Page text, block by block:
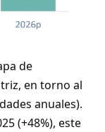
de
en torno al
anuales).
(+48%), este